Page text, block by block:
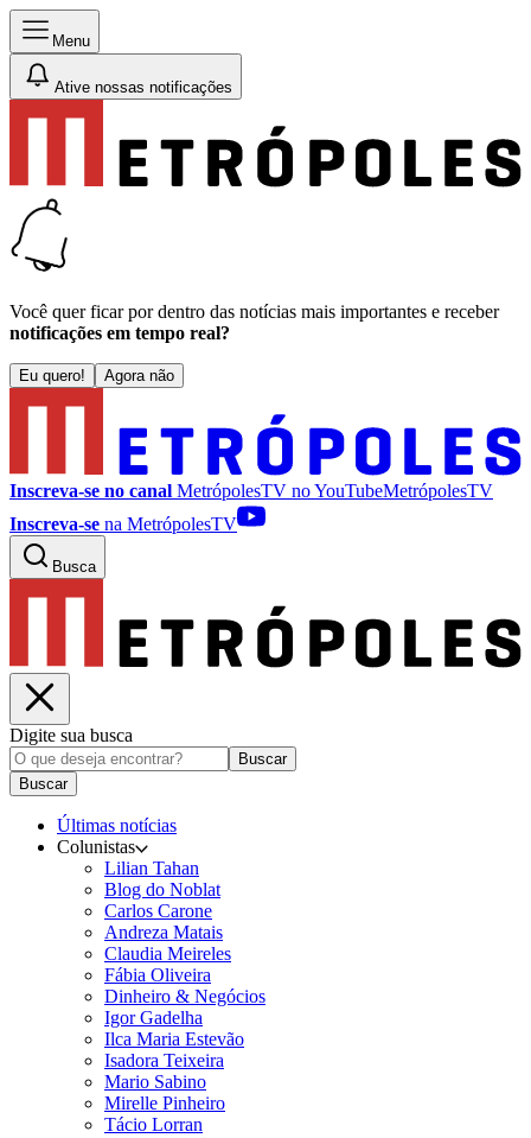
Menu
Ative nossas notificações
Você quer ficar por dentro das notícias mais importantes e receber
notificações em tempo real?
Eu quero! Agora não
Inscreva-se no canal MetrópolesTV noYouTubeMetrópolesTV
Inscreva-se na MetrópolesTV
Busca
Digite sua busca
Buscar
Buscar
Últimas notícias
Colunistas
Lilian Tahan
Blog do Noblat
Carlos Carone
Andreza Matais
Claudia Meireles
Fábia Oliveira
Dinheiro & Negócios
Igor Gadelha
Ilca Maria Estevão
Isadora Teixeira
Mario Sabino
Mirelle Pinheiro
Tácio Lorran